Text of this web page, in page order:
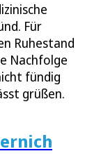
Für
Ruhestand
Nachfolge
fündig
grüßen.